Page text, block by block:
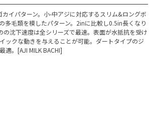
カイパターン。小-中アジに対応するスリム&ロングボ
多毛類を模したパターン。2inに比較し0.5in長くなり
沈下速度は全シリーズで最速。表面が水抵抗を受け
ックな動きを与えることが可能。ダートタイプのジ
適。[AJI MILK BACHI]